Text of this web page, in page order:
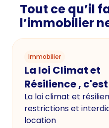
Tout ce qu’il
l’immobilier
Immobilier
La loi Climat et
Résilience ,
La loi climat et
restrictions et
location